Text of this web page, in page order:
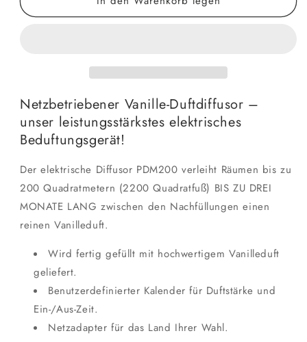
ElektrischerElektrischer
Netzbetriebener Vanille-Duftdiffusor –
unser leistungsstärkstes elektrisches
Beduftungsgerät!
Der elektrische Diffusor PDM200 verleiht Räumen bis zu
200 Quadratmetern (2200 Quadratfuß) BIS ZU DREI
MONATE LANG zwischen den Nachfüllungen einen
reinen Vanilleduft.
Wird fertig gefüllt mit hochwertigem Vanilleduft
geliefert.
Benutzerdefinierter Kalender für Duftstärke und
Ein-/Aus-Zeit.
Netzadapter für das Land Ihrer Wahl.